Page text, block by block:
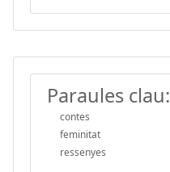
Paraules clau:
contes
feminitat
ressenyes